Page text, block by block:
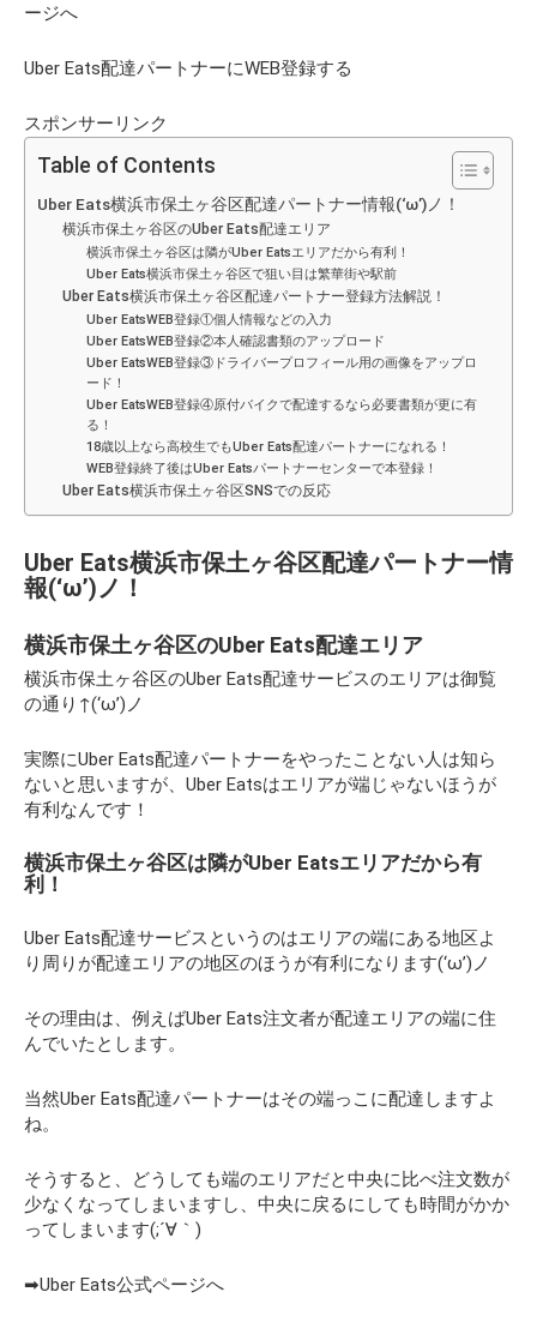
ージへ
Uber Eats配達パートナーにWEB登録する
スポンサーリンク
Table of Contents
Uber Eats横浜市保土ヶ谷区配達パートナー情報(‘ω’)ノ！
横浜市保土ヶ谷区のUber Eats配達エリア
横浜市保土ヶ谷区は隣がUber Eatsエリアだから有利！
Uber Eats横浜市保土ヶ谷区で狙い目は繁華街や駅前
Uber Eats横浜市保土ヶ谷区配達パートナー登録方法解説！
Uber EatsWEB登録①個人情報などの入力
Uber EatsWEB登録②本人確認書類のアップロード
Uber EatsWEB登録③ドライバープロフィール用の画像をアップロ
ード！
Uber EatsWEB登録④原付バイクで配達するなら必要書類が更に有
る！
18歳以上なら高校生でもUber Eats配達パートナーになれる！
WEB登録終了後はUber Eatsパートナーセンターで本登録！
Uber Eats横浜市保土ヶ谷区SNSでの反応
Uber Eats横浜市保土ヶ谷区配達パートナー情
報(‘ω’)ノ！
横浜市保土ヶ谷区のUber Eats配達エリア
横浜市保土ヶ谷区のUber Eats配達サービスのエリアは御覧
の通り↑(‘ω’)ノ
実際にUber Eats配達パートナーをやったことない人は知ら
ないと思いますが、Uber Eatsはエリアが端じゃないほうが
有利なんです！
横浜市保土ヶ谷区は隣がUber Eatsエリアだから有
利！
Uber Eats配達サービスというのはエリアの端にある地区よ
り周りが配達エリアの地区のほうが有利になります(‘ω’)ノ
その理由は、例えばUber Eats注文者が配達エリアの端に住
んでいたとします。
当然Uber Eats配達パートナーはその端っこに配達しますよ
ね。
そうすると、どうしても端のエリアだと中央に比べ注文数が
少なくなってしまいますし、中央に戻るにしても時間がかか
ってしまいます(;´∀｀)
➡Uber Eats公式ページへ